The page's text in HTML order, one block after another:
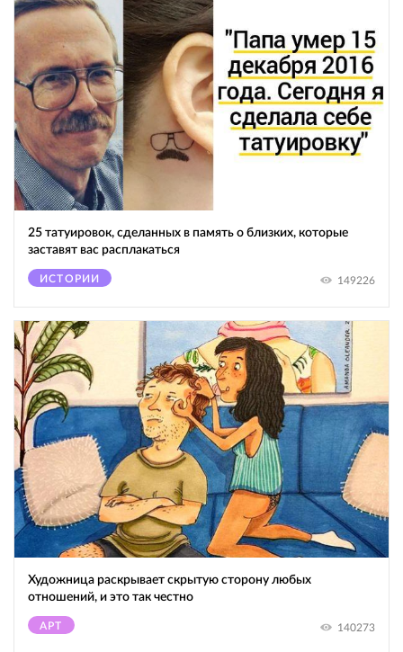
25 татуировок, сделанных в память о близких, которые
заставят вас расплакаться
ИСТОРИИ 149226
Художница раскрывает скрытую сторону любых
отношений, и это так честно
АРТ 140273